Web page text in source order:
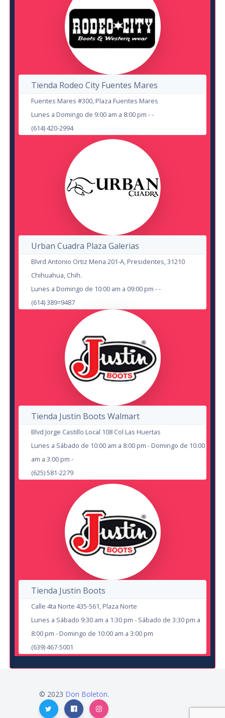
Noche de Chicxs: Chismes de Terror
OCT
Noche de Chicxs: Chismes de Terror
Teatro IMSS
22
OCT
en Cd Juárez
Evolution
22
AUG
Dragon Sinfónico
Arena Corner Sport
22
AUG
Armando Palomas: Nostalgia de las
Servilletas
en Cd Juárez
Anexo Centenario
Veintidos Veintidos
en Cd Juárez
Auditorio Benito Juárez
30
Veintidos Veintidos
en Chihuahua
Teatro de la Ciudad Chihuahua
8
NOV
Tienda Rodeo City Fuentes Mares
Fuentes Mares #300, Plaza Fuentes Mares
Lunes a Domingo de 9:00 am a 8:00 pm - -
(614) 420-2994
Urban Cuadra Plaza Galerias
Blvrd Antonio Ortiz Mena 201-A, Presidentes, 31210
Chihuahua, Chih.
Lunes a Domingo de 10:00 am a 09:00 pm - -
(614) 389=9487
Tienda Justin Boots Walmart
Blvd Jorge Castillo Local 108 Col Las Huertas
Lunes a Sábado de 10:00 am a 8:00 pm - Domingo de 10:00
am a 3:00 pm -
(625) 581-2279
Tienda Justin Boots
Calle 4ta Norte 435-561, Plaza Norte
Lunes a Sábado 9:30 am a 1:30 pm - Sábado de 3:30 pm a
8:00 pm - Domingo de 10:00 am a 3:00 pm
(639) 467-5001
© 2023 Don Boleton.